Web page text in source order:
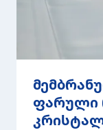
ფარული